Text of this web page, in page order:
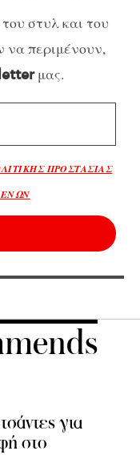
στυλ και του
να περιμένουν,
μας.
ΠΡΟΣΤΑΣΙΑΣ
για
στο